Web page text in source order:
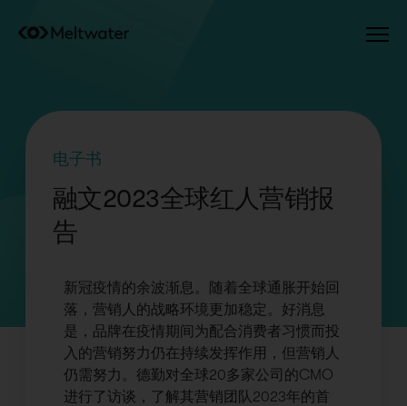
电子书
融文2023全球红人营销报
告
新冠疫情的余波渐息。随着全球通胀开始回
落，营销人的战略环境更加稳定。好消息
是，品牌在疫情期间为配合消费者习惯而投
入的营销努力仍在持续发挥作用，但营销人
仍需努力。德勤对全球20多家公司的CMO
进行了访谈，了解其营销团队2023年的首